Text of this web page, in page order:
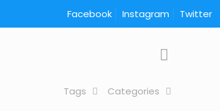
Facebook Instagram Twitter
Categories
Tags